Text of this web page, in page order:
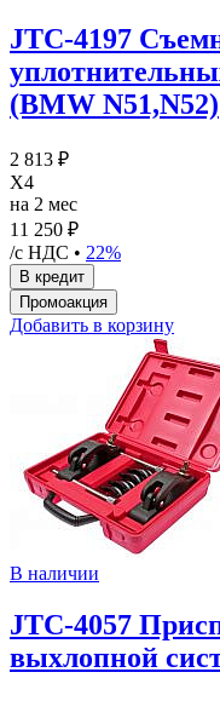
JTC-4197
(BMW N51,N52)
2 813 ₽
X4
на 2 мес
11 250 ₽
/с НДС • 22%
Добавить в корзину
В наличии
JTC-4057
выхлопной